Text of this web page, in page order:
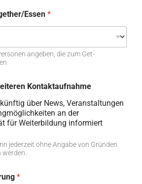
Essen *
angeben, die zum Get-
Kontaktaufnahme
über News, Veranstaltungen
an der
für Weiterbildung informiert
jederzeit ohne Angabe von Gründen
*